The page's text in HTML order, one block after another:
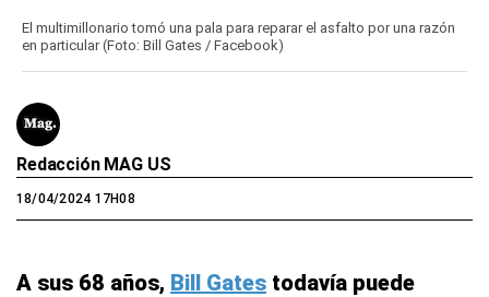
El multimillonario tomó una pala para reparar el asfalto por una razón
en particular (Foto: Bill Gates / Facebook)
Redacción MAG US
18/04/2024 17H08
A sus 68 años, Bill Gates todavía puede